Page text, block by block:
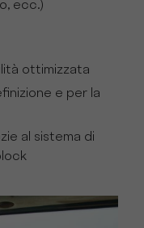
ecc.)
ottimizzata
e per la
al sistema di